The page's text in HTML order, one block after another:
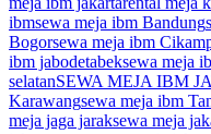
ibmsewa meja ibm Bandung
Bogorsewa meja ibm
ibm jabodetabeksewa meja
selatanSEWA MEJA IBM
Karawangsewa meja ibm
meja jaga jaraksewa meja